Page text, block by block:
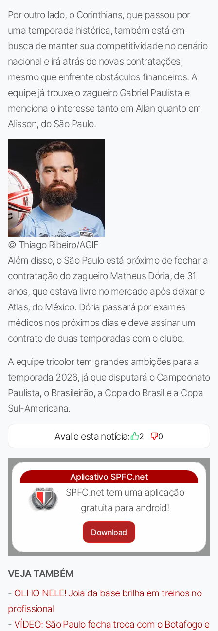
Por outro lado, o Corinthians, que passou por
uma temporada histórica, também está em
busca de manter sua competitividade no cenário
nacional e irá atrás de novas contratações,
mesmo que enfrente obstáculos financeiros. A
equipe já trouxe o zagueiro Gabriel Paulista e
menciona o interesse tanto em Allan quanto em
Alisson, do São Paulo.
© Thiago Ribeiro/AGIF
Além disso, o São Paulo está próximo de fechar a
contratação do zagueiro Matheus Dória, de 31
anos, que estava livre no mercado após deixar o
Atlas, do México. Dória passará por exames
médicos nos próximos dias e deve assinar um
contrato de duas temporadas com o clube.
A equipe tricolor tem grandes ambições para a
temporada 2026, já que disputará o Campeonato
Paulista, o Brasileirão, a Copa do Brasil e a Copa
Sul-Americana.
Avalie esta notícia: 2 0
Aplicativo SPFC.net
SPFC.net tem uma aplicação
gratuita para android!
Download
VEJA TAMBÉM
- OLHO NELE! Joia da base brilha em treinos no
profissional
- VÍDEO: São Paulo fecha troca com o Botafogo e